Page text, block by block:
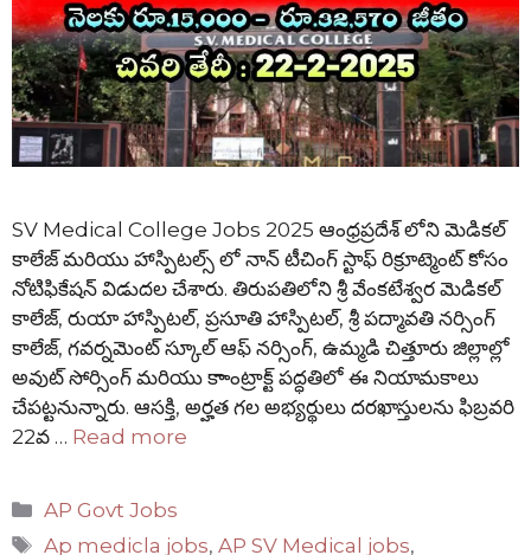
SV Medical College Jobs 2025 ఆంధ్రప్రదేశ్ లోని మెడికల్
కాలేజ్ మరియు హాస్పిటల్స్ లో నాన్ టీచింగ్ స్టాఫ్ రిక్రూట్మెంట్ కోసం
నోటిఫికేషన్ విడుదల చేశారు. తిరుపతిలోని శ్రీ వేంకటేశ్వర మెడికల్
కాలేజ్, రుయా హాస్పిటల్, ప్రసూతి హాస్పిటల్, శ్రీ పద్మావతి నర్సింగ్
కాలేజ్, గవర్నమెంట్ స్కూల్ ఆఫ్ నర్సింగ్, ఉమ్మడి చిత్తూరు జిల్లాల్లో
అవుట్ సోర్సింగ్ మరియు కాాంట్రాక్ట్ పద్ధతిలో ఈ నియామకాలు
చేపట్టనున్నారు. ఆసక్తి, అర్హత గల అభ్యర్థులు దరఖాస్తులను ఫిబ్రవరి
22వ … Read more
Categories
AP Govt Jobs
Tags
Ap medicla jobs,AP SV Medical jobs,